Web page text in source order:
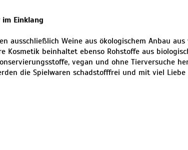
Einklang
ausschließlich Weine aus ökologischem Anbau aus
Kosmetik beinhaltet ebenso Rohstoffe aus
vegan und ohne Tierversuche
die Spielwaren schadstofffrei und mit viel